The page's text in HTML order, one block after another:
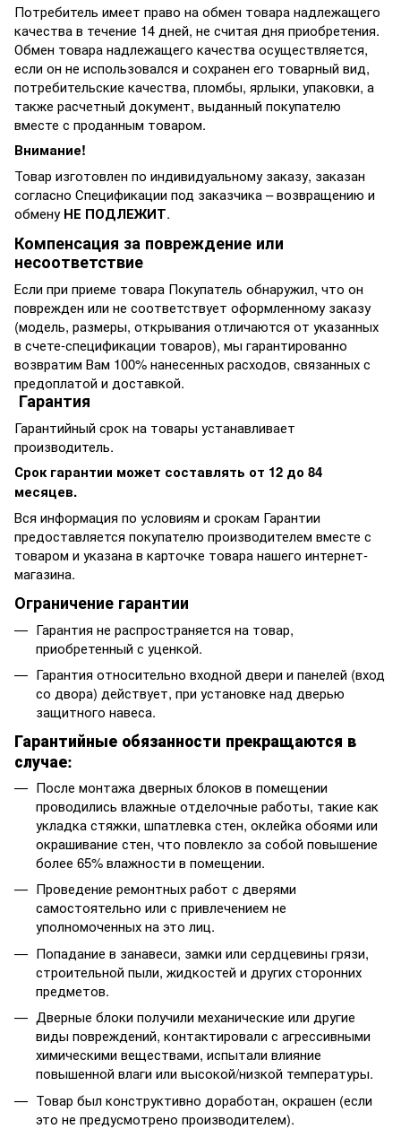
Потребитель имеет право на обмен товара надлежащего
качества в течение 14 дней, не считая дня приобретения.
Обмен товара надлежащего качества осуществляется,
если он не использовался и сохранен его товарный вид,
потребительские качества, пломбы, ярлыки, упаковки, а
также расчетный документ, выданный покупателю
вместе с проданным товаром.
Внимание!
Товар изготовлен по индивидуальному заказу, заказан
согласно Спецификации под заказчика – возвращению и
обменуНЕ ПОДЛЕЖИТ.
Компенсация за повреждение или
несоответствие
Если при приеме товара Покупатель обнаружил, что он
поврежден или не соответствует оформленному заказу
(модель, размеры, открывания отличаются от указанных
в счете-спецификации товаров), мы гарантированно
возвратим Вам 100% нанесенных расходов, связанных с
предоплатой и доставкой.
Гарантия
Гарантийный срок на товары устанавливает
производитель.
Срок гарантии может составлять от 12 до 84
месяцев.
Вся информация по условиям и срокам Гарантии
предоставляется покупателю производителем вместе с
товаром и указана в карточке товара нашего интернет-
магазина.
Ограничение гарантии
Гарантия не распространяется на товар,
приобретенный с уценкой.
Гарантия относительно входной двери и панелей (вход
со двора) действует, при установке над дверью
защитного навеса.
Гарантийные обязанности прекращаются в
случае:
После монтажа дверных блоков в помещении
проводились влажные отделочные работы, такие как
укладка стяжки, шпатлевка стен, оклейка обоями или
окрашивание стен, что повлекло за собой повышение
более 65% влажности в помещении.
Проведение ремонтных работ с дверями
самостоятельно или с привлечением не
уполномоченных на это лиц.
Попадание в занавеси, замки или сердцевины грязи,
строительной пыли, жидкостей и других сторонних
предметов.
Дверные блоки получили механические или другие
виды повреждений, контактировали с агрессивными
химическими веществами, испытали влияние
повышенной влаги или высокой/низкой температуры.
Товар был конструктивно доработан, окрашен (если
это не предусмотрено производителем).